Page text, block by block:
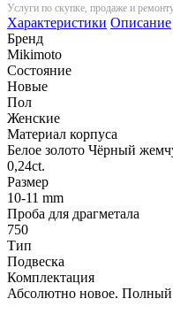
Услуги по скупке, продаже и
Характеристики Описание
Бренд
Mikimoto
Состояние
Новые
Пол
Женские
Материал корпуса
Белое золото Чёрный
0,24ct.
Размер
10-11 mm
Проба для драгметала
750
Тип
Подвеска
Комплектация
Абсолютно новое. Полный